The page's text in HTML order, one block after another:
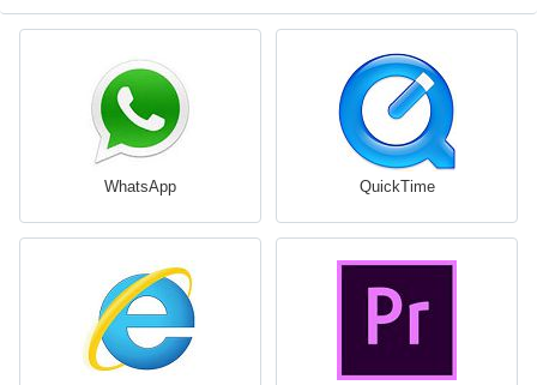
WhatsApp QuickTime